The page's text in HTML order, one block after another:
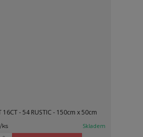
16CT - 54 RUSTIC - 150cm x 50cm
/ks Skladem